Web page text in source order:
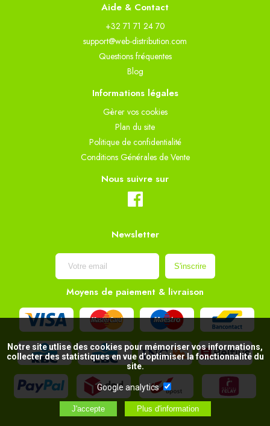
Aide & Contact
+32 71 71 24 70
support@web-distribution.com
Questions fréquentes
Blog
Informations légales
Gèrer vos cookies
Plan du site
Politique de confidentialité
Conditions Générales de Vente
Nous suivre sur
Newsletter
Moyens de paiement & livraison
Notre site utlise des cookies pour mémoriser vos informations,
collecter des statistiques en vue d’optimiser la fonctionnalité du
site.
Google analytics